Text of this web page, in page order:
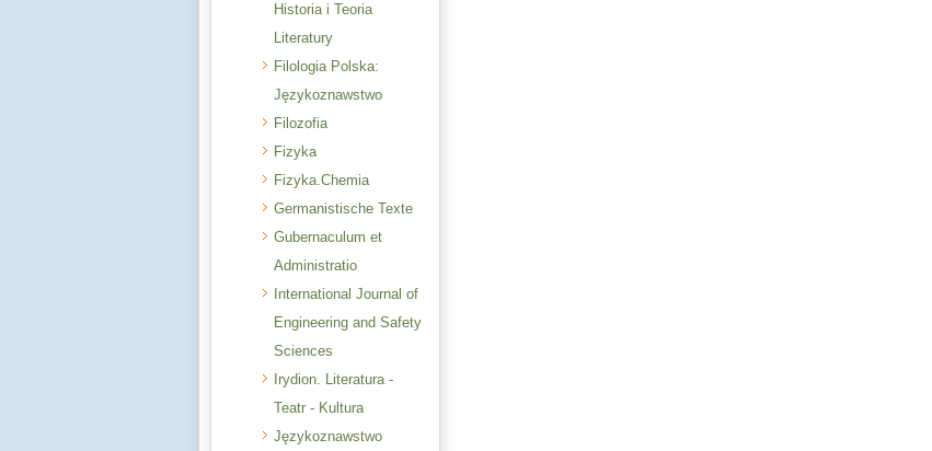
Historia i Teoria
Literatury
Filologia Polska:
Językoznawstwo
Filozofia
Fizyka
Fizyka.Chemia
Germanistische Texte
Gubernaculum et
Administratio
International Journal of
Engineering and Safety
Sciences
Irydion. Literatura -
Teatr - Kultura
Językoznawstwo